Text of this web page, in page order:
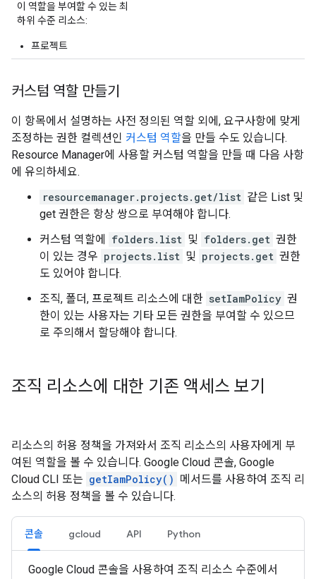
이 역할을 부여할 수 있는 최
하위 수준 리소스:
프로젝트
커스텀 역할 만들기
이 항목에서 설명하는 사전 정의된 역할 외에, 요구사항에 맞게
조정하는 권한 컬렉션인 커스텀 역할을 만들 수도 있습니다.
Resource Manager에 사용할 커스텀 역할을 만들 때 다음 사항
에 유의하세요.
resourcemanager.projects.get/list 같은 List 및
get 권한은 항상 쌍으로 부여해야 합니다.
커스텀 역할에
folders.list 및 folders.get 권한
이 있는 경우 projects.list 및 projects.get 권한
도 있어야 합니다.
조직, 폴더, 프로젝트 리소스에 대한 setIamPolicy 권
한이 있는 사용자는 기타 모든 권한을 부여할 수 있으므
로 주의해서 할당해야 합니다.
조직 리소스에 대한 기존 액세스 보기
리소스의 허용 정책을 가져와서 조직 리소스의 사용자에게 부
여된 역할을 볼 수 있습니다. Google Cloud 콘솔, Google
Cloud CLI 또는 getIamPolicy() 메서드를 사용하여 조직 리
소스의 허용 정책을 볼 수 있습니다.
콘솔 gcloud API Python
Google Cloud 콘솔을 사용하여 조직 리소스 수준에서